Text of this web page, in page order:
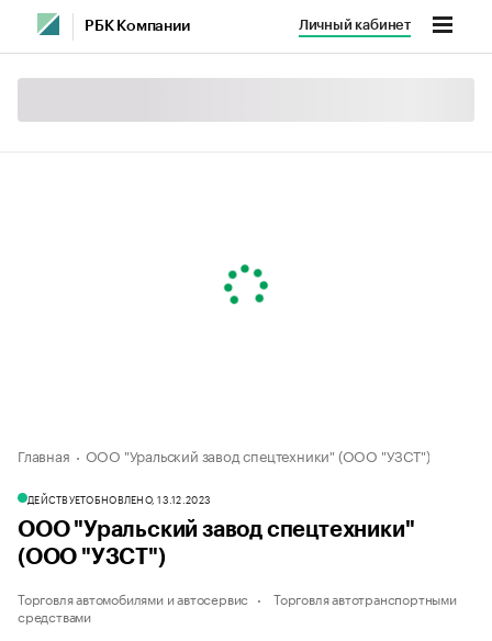
РБК Компании Личный кабинет
Главная ООО "Уральский завод спецтехники" (ООО "УЗСТ")
ДЕЙСТВУЕТОБНОВЛЕНО, 13.12.2023
ООО "Уральский завод спецтехники"
(ООО "УЗСТ")
Торговля автомобилями и автосервис
Торговля автотранспортными
средствами